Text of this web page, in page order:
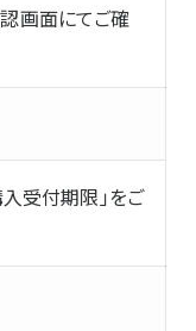
画面にてご確
受付期限」をご